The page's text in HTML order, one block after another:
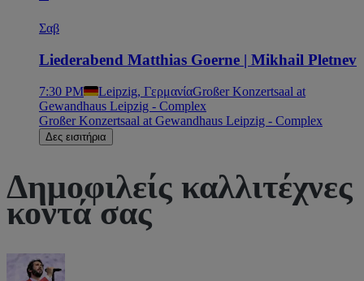
Σαβ
Liederabend Matthias Goerne | Mikhail Pletnev
7:30 PM Leipzig, ΓερμανίαGroßer Konzertsaal at
Gewandhaus Leipzig - Complex
Großer Konzertsaal at Gewandhaus Leipzig - Complex
Δες εισιτήρια
Δημοφιλείς καλλιτέχνες
κοντά σας